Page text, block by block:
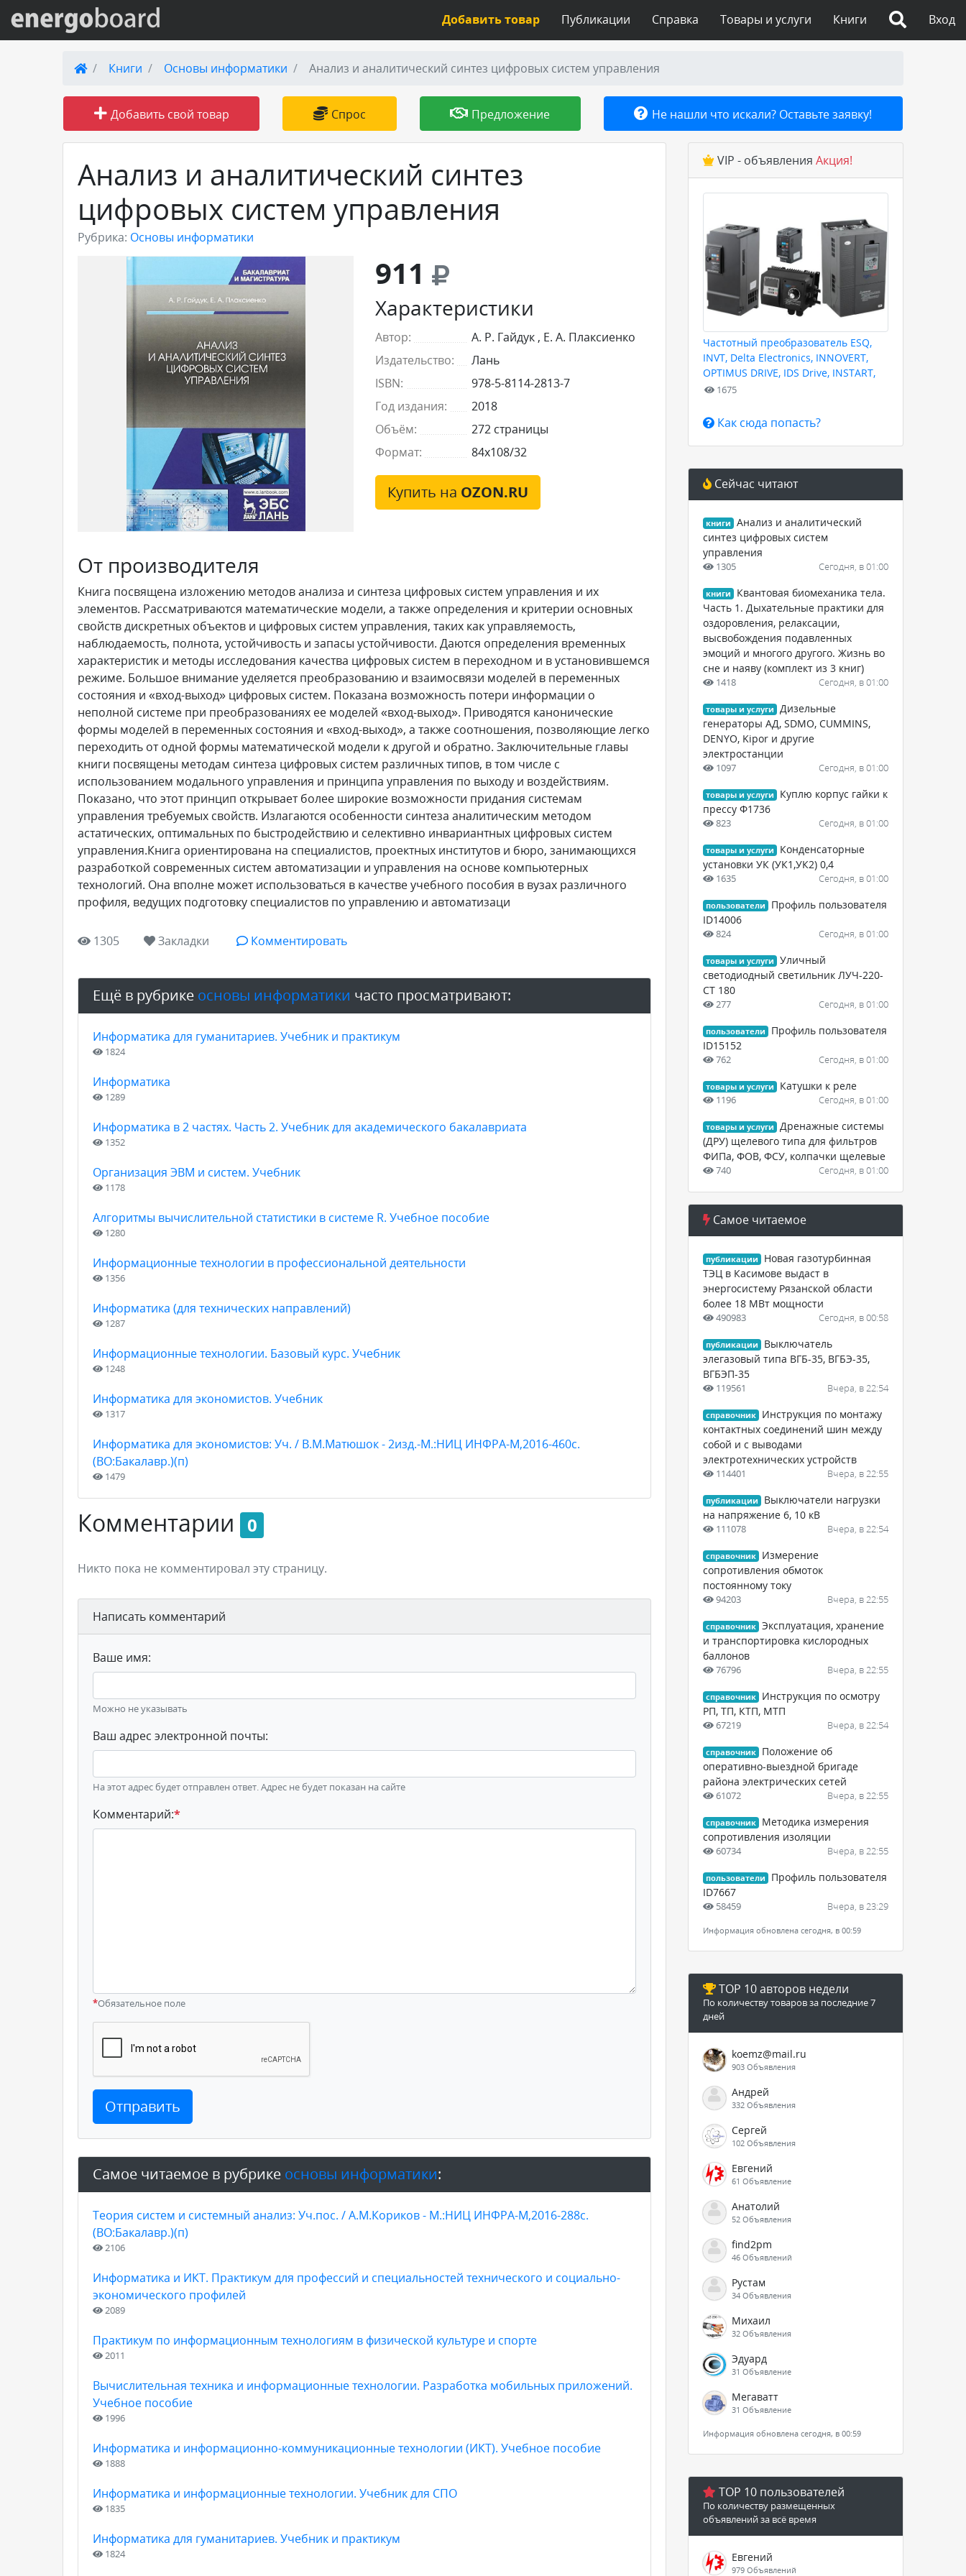
Вход на сайт
Поиск по сайту
Публикации
Справка
Товары и услуги
Добавить товар или услугу
Вход
Книги
Товары и услуги
Справка
Публикации
Добавить товар
Книги Основы информатики Анализ и аналитический синтез цифровых систем управления
Добавить свой товар Спрос Предложение Не нашли что искали? Оставьте заявку!
Анализ и аналитический синтез
цифровых систем управления
Рубрика: Основы информатики
911
Характеристики
Автор:
А. Р. Гайдук , Е. А. Плаксиенко
Издательство:
Лань
ISBN:
978-5-8114-2813-7
Год издания:
2018
Объём:
272 страницы
Формат:
84x108/32
Купить на OZON.RU
От производителя
Книга посвящена изложению методов анализа и синтеза цифровых систем управления и их
элементов. Рассматриваются математические модели, а также определения и критерии основных
свойств дискретных объектов и цифровых систем управления, таких как управляемость,
наблюдаемость, полнота, устойчивость и запасы устойчивости. Даются определения временных
характеристик и методы исследования качества цифровых систем в переходном и в установившемся
режиме. Большое внимание уделяется преобразованию и взаимосвязи моделей в переменных
состояния и «вход-выход» цифровых систем. Показана возможность потери информации о
неполной системе при преобразованиях ее моделей «вход-выход». Приводятся канонические
формы моделей в переменных состояния и «вход-выход», а также соотношения, позволяющие легко
переходить от одной формы математической модели к другой и обратно. Заключительные главы
книги посвящены методам синтеза цифровых систем различных типов, в том числе с
использованием модального управления и принципа управления по выходу и воздействиям.
Показано, что этот принцип открывает более широкие возможности придания системам
управления требуемых свойств. Излагаются особенности синтеза аналитическим методом
астатических, оптимальных по быстродействию и селективно инвариантных цифровых систем
управления.Книга ориентирована на специалистов, проектных институтов и бюро, занимающихся
разработкой современных систем автоматизации и управления на основе компьютерных
технологий. Она вполне может использоваться в качестве учебного пособия в вузах различного
профиля, ведущих подготовку специалистов по управлению и автоматизаци
1305 Закладки Комментировать
Ещё в рубрике основы информатики часто просматривают:
Информатика для гуманитариев. Учебник и практикум
1824
Информатика
1289
Информатика в 2 частях. Часть 2. Учебник для академического бакалавриата
1352
Организация ЭВМ и систем. Учебник
1178
Алгоритмы вычислительной статистики в системе R. Учебное пособие
1280
Информационные технологии в профессиональной деятельности
1356
Информатика (для технических направлений)
1287
Информационные технологии. Базовый курс. Учебник
1248
Информатика для экономистов. Учебник
1317
Информатика для экономистов: Уч. / В.М.Матюшок - 2изд.-М.:НИЦ ИНФРА-М,2016-460с.
(ВО:Бакалавр.)(п)
1479
Комментарии 0
Никто пока не комментировал эту страницу.
Написать комментарий
Ваше имя:
Можно не указывать
Ваш адрес электронной почты:
На этот адрес будет отправлен ответ. Адрес не будет показан на сайте
Комментарий:*
*Обязательное поле
Отправить
Самое читаемое в рубрике основы информатики:
Теория систем и системный анализ: Уч.пос. / А.М.Кориков - М.:НИЦ ИНФРА-М,2016-288с.
(ВО:Бакалавр.)(п)
2106
Информатика и ИКТ. Практикум для профессий и специальностей технического и социально-
экономического профилей
2089
Практикум по информационным технологиям в физической культуре и спорте
2011
Вычислительная техника и информационные технологии. Разработка мобильных приложений.
Учебное пособие
1996
Информатика и информационно-коммуникационные технологии (ИКТ). Учебное пособие
1888
Информатика и информационные технологии. Учебник для СПО
1835
Информатика для гуманитариев. Учебник и практикум
1824
VIP - объявления Акция!
Частотный преобразователь ESQ,
INVT, Delta Electronics, INNOVERT,
OPTIMUS DRIVE, IDS Drive, INSTART,
HYUNDAI для любых задач
1675
Как сюда попасть?
Сейчас читают
книги
Анализ и аналитический
синтез цифровых систем
управления
1305 Сегодня, в 01:00
книги
Квантовая биомеханика тела.
Часть 1. Дыхательные практики для
оздоровления, релаксации,
высвобождения подавленных
эмоций и многого другого. Жизнь во
сне и наяву (комплект из 3 книг)
1418 Сегодня, в 01:00
товары и услуги
Дизельные
генераторы АД, SDMO, CUMMINS,
DENYO, Kipor и другие
электростанции
1097 Сегодня, в 01:00
товары и услуги
Куплю корпус гайки к
прессу Ф1736
823 Сегодня, в 01:00
товары и услуги
Конденсаторные
установки УК (УК1,УК2) 0,4
1635 Сегодня, в 01:00
пользователи
Профиль пользователя
ID14006
824 Сегодня, в 01:00
товары и услуги
Уличный
светодиодный светильник ЛУЧ-220-
СТ 180
277 Сегодня, в 01:00
пользователи
Профиль пользователя
ID15152
762 Сегодня, в 01:00
товары и услуги Катушки к реле
1196 Сегодня, в 01:00
товары и услуги
Дренажные системы
(ДРУ) щелевого типа для фильтров
ФИПа, ФОВ, ФСУ, колпачки щелевые
740 Сегодня, в 01:00
Самое читаемое
публикации
Новая газотурбинная
ТЭЦ в Касимове выдаст в
энергосистему Рязанской области
более 18 МВт мощности
490983 Сегодня, в 00:58
публикации
Выключатель
элегазовый типа ВГБ-35, ВГБЭ-35,
ВГБЭП-35
119561 Вчера, в 22:54
справочник
Инструкция по монтажу
контактных соединений шин между
собой и с выводами
электротехнических устройств
114401 Вчера, в 22:55
публикации
Выключатели нагрузки
на напряжение 6, 10 кВ
111078 Вчера, в 22:54
справочник
Измерение
сопротивления обмоток
постоянному току
94203 Вчера, в 22:55
справочник Эксплуатация, хранение
и транспортировка кислородных
баллонов
76796 Вчера, в 22:55
справочник
Инструкция по осмотру
РП, ТП, КТП, МТП
67219 Вчера, в 22:54
справочник
Положение об
оперативно-выездной бригаде
района электрических сетей
61072 Вчера, в 22:55
справочник
Методика измерения
сопротивления изоляции
60734 Вчера, в 22:55
пользователи
Профиль пользователя
ID7667
58459 Вчера, в 23:29
Информация обновлена сегодня, в 00:59
TOP 10 авторов недели
По количеству товаров за последние 7
дней
koemz@mail.ru
903 Объявления
Андрей
332 Объявления
Сергей
102 Объявления
Евгений
61 Объявление
Анатолий
52 Объявления
find2pm
46 Объявлений
Рустам
34 Объявления
Михаил
32 Объявления
Эдуард
31 Объявление
Мегаватт
31 Объявление
Информация обновлена сегодня, в 00:59
TOP 10 пользователей
По количеству размещенных
объявлений за всё время
Евгений
979 Объявлений